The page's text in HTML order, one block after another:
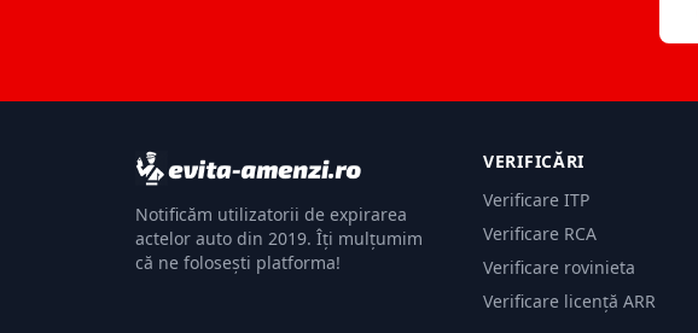
Notificăm utilizatorii de expirarea
actelor auto din 2019. Îți mulțumim
că ne folosești platforma!
VERIFICĂRI
Verificare ITP
Verificare RCA
Verificare rovinieta
Verificare licență ARR